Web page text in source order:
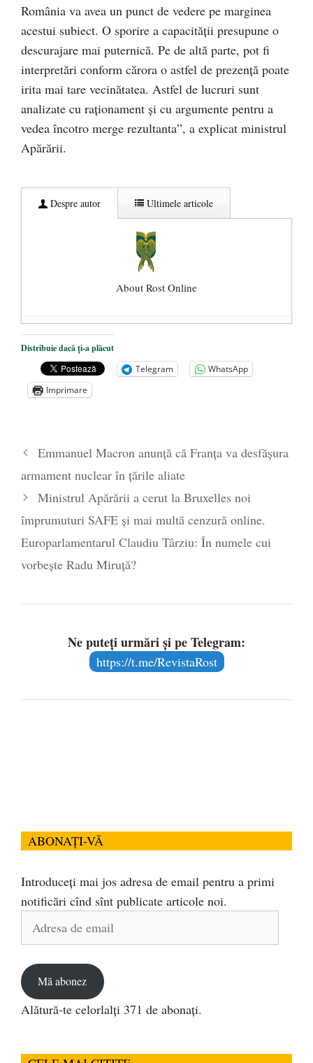
România va avea un punct de vedere pe marginea
acestui subiect. O sporire a capacității presupune o
descurajare mai puternică. Pe de altă parte, pot fi
interpretări conform cărora o astfel de prezență poate
irita mai tare vecinătatea. Astfel de lucruri sunt
analizate cu raționament și cu argumente pentru a
vedea încotro merge rezultanta”, a explicat ministrul
Apărării.
Despre autor Ultimele articole
About Rost Online
Dezvăluiri cutremurătoare despre
președintele Ucrainei, Volodymyr
Zelensky
- 13 mai 2026
Statul care servește Națiunea
poetului Octavian Goga, înlăturat din Iași
- 16 aprilie 2026
Distribuie dacă ți-a plăcut
Telegram
WhatsApp
Imprimare
Emmanuel Macron anunță că Franța va desfășura
armament nuclear în țările aliate
Ministrul Apărării a cerut la Bruxelles noi
împrumuturi SAFE și mai multă cenzură online.
Europarlamentarul Claudiu Târziu: În numele cui
vorbește Radu Miruță?
Ne puteți urmări și pe Telegram:
https://t.me/RevistaRost
ABONAȚI-VĂ
Introduceți mai jos adresa de email pentru a primi
notificări cînd sînt publicate articole noi.
Mă abonez
Alătură-te celorlalți 371 de abonați.